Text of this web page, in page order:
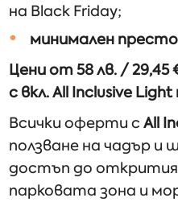
на Black Friday;
минимален
Цени от 58 лв. / 29,45
с вкл. All Inclusive
Всички оферти сAll
ползване на чадър и
достъп до
парковата зона и